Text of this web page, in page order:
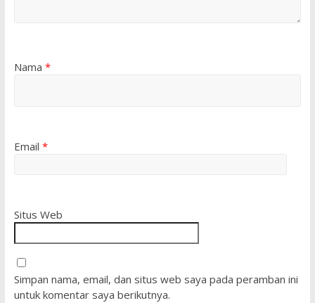
Nama *
Email *
Situs Web
Simpan nama, email, dan situs web saya pada peramban ini
untuk komentar saya berikutnya.